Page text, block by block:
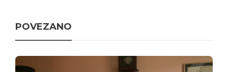
POVEZANO